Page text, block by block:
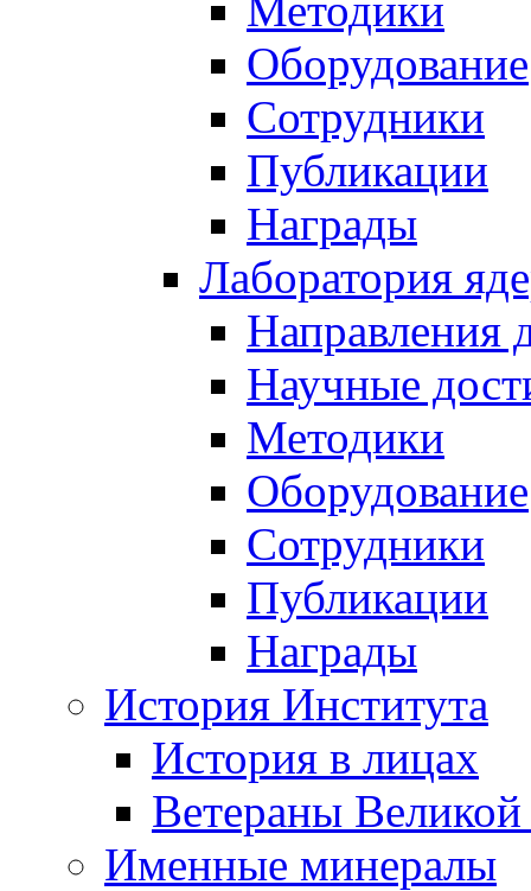
Оборудование
Сотрудники
Публикации
Награды
Лаборатория
Направления
Научные
Методики
Оборудование
Сотрудники
Публикации
Награды
История Института
История в лицах
Ветераны
Именные минералы